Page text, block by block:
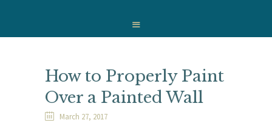
WE CARE
CONTACT
How to Properly Paint
Over a Painted Wall
March 27, 2017